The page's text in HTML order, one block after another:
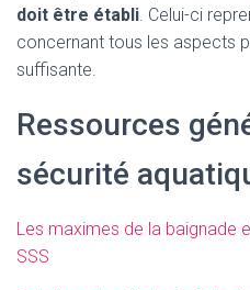
doit être établi. Celui-ci
concernant tous les aspects
suffisante.
Ressources
sécurité
Les maximes de la baignade
SSS